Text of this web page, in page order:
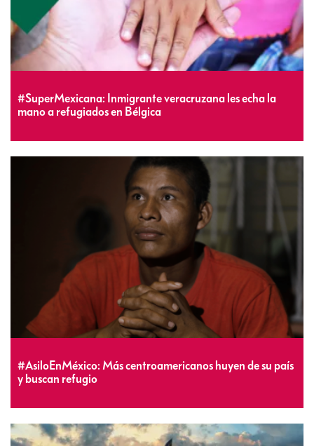
#SuperMexicana: Inmigrante veracruzana les echa la
mano a refugiados en Bélgica
#AsiloEnMéxico: Más centroamericanos huyen de su país
y buscan refugio